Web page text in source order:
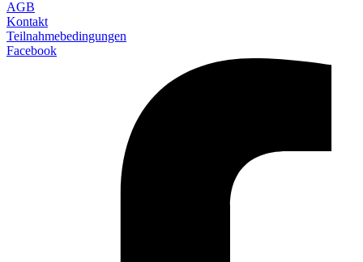
AGB
Kontakt
Teilnahmebedingungen
Facebook